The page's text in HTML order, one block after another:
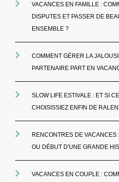
VACANCES EN FAMILLE :
DISPUTES ET PASSER DE
ENSEMBLE ?
COMMENT GÉRER LA
PARTENAIRE PART EN
SLOW LIFE ESTIVALE : ET SI
CHOISISSIEZ ENFIN DE
RENCONTRES DE VACANCES
OU DÉBUT D'UNE GRANDE
VACANCES EN COUPLE :